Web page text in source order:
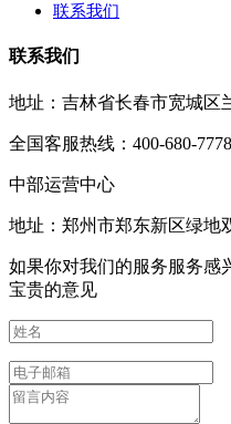
联系我们
联系我们
地址：吉林省长春市宽城区
全国客服热线：400-680-7778
中部运营中心
地址：郑州市郑东新区绿地
如果你对我们的服务服务感
宝贵的意见